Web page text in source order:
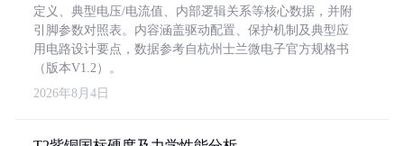
定义、典型电压/电流值、内部逻辑关系等核心数据，并附
引脚参数对照表。内容涵盖驱动配置、保护机制及典型应
用电路设计要点，数据参考自杭州士兰微电子官方规格书
（版本V1.2）。
2026年8月4日